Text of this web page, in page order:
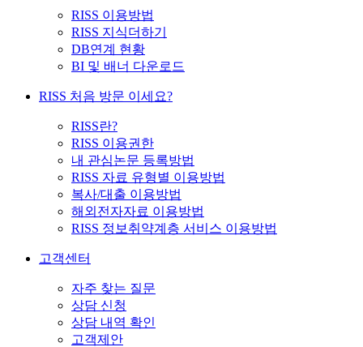
RISS 이용방법
RISS 지식더하기
DB연계 현황
BI 및 배너 다운로드
RISS 처음 방문 이세요?
RISS란?
RISS 이용권한
내 관심논문 등록방법
RISS 자료 유형별 이용방법
복사/대출 이용방법
해외전자자료 이용방법
RISS 정보취약계층 서비스 이용방법
고객센터
자주 찾는 질문
상담 신청
상담 내역 확인
고객제안